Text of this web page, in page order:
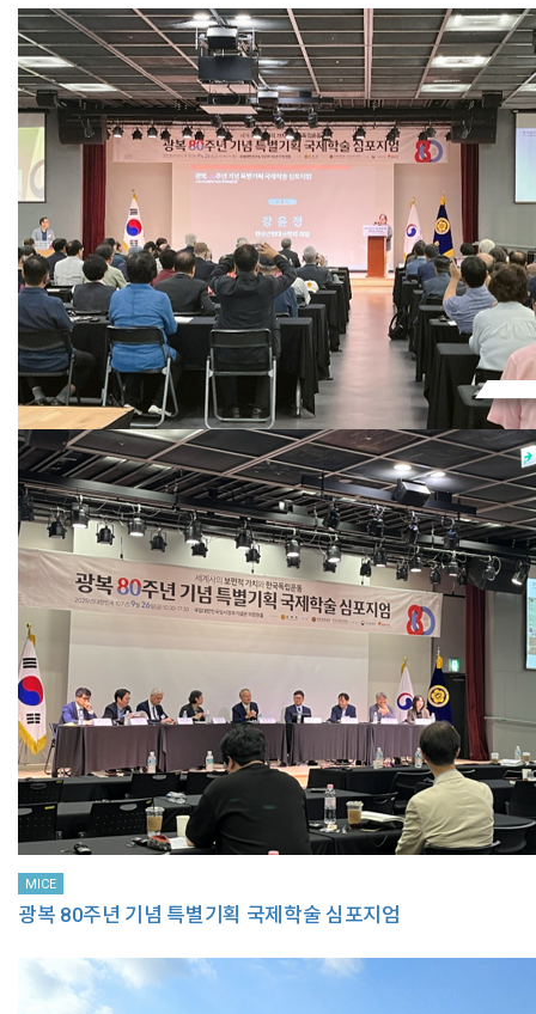
MICE
광복 80주년 기념 특별기획 국제학술 심포지엄